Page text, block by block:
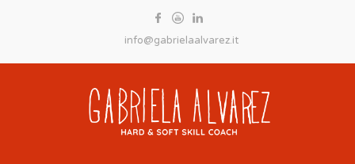
info@gabrielaalvarez.it